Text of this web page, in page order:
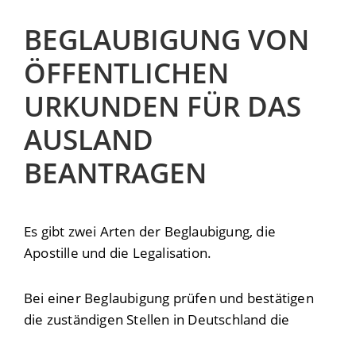
BEGLAUBIGUNG VON
ÖFFENTLICHEN
URKUNDEN FÜR DAS
AUSLAND
BEANTRAGEN
Es gibt zwei Arten der Beglaubigung, die
Apostille und die Legalisation.
Bei einer Beglaubigung prüfen und bestätigen
die zuständigen Stellen in Deutschland die